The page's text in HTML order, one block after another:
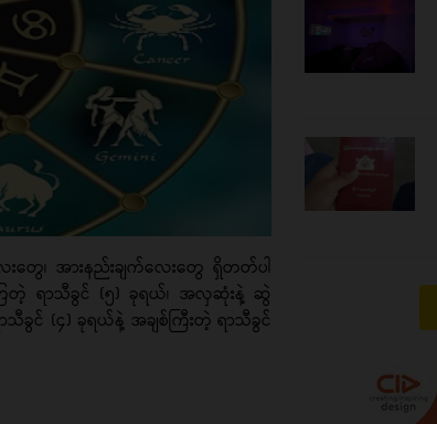
တွေ၊ အားနည်းချက်လေးတွေ ရှိတတ်ပါ
တဲ့ ရာသီခွင် (၅) ခုရယ်၊ အလှဆုံးနဲ့ ဆွဲ
င် (၄) ခုရယ်နဲ့ အချစ်ကြီးတဲ့ ရာသီခွင်